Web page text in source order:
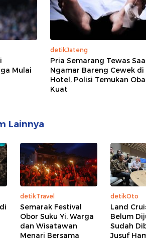
Mulai
detikJateng
Pria Semarang Tewas
Ngamar Bareng Cewek di
Hotel, Polisi Temukan
Kuat
Lainnya
detikTravel
Semarak Festival
Obor Suku Yi, Warga
dan Wisatawan
Menari Bersama
detikOto
Land
Belum
Sudah
Jusuf